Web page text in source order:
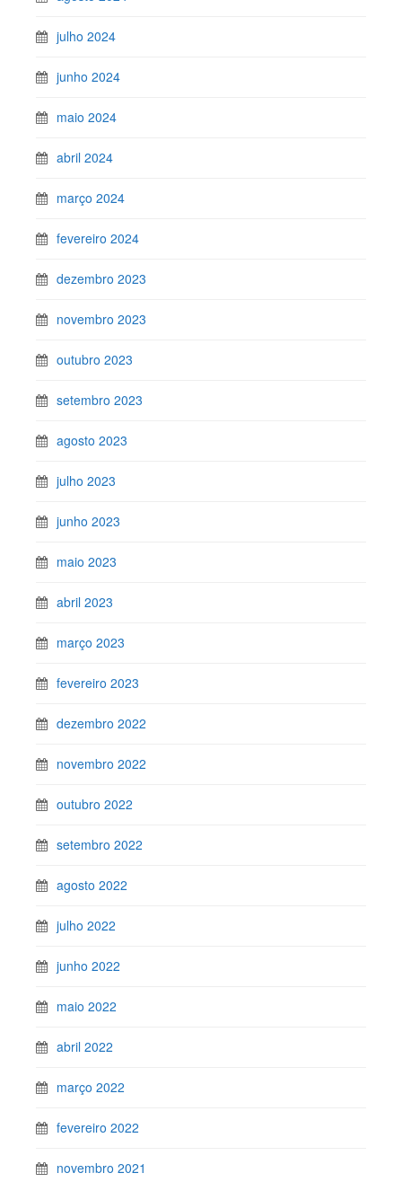
julho 2024
junho 2024
maio 2024
abril 2024
março 2024
fevereiro 2024
dezembro 2023
novembro 2023
outubro 2023
setembro 2023
agosto 2023
julho 2023
junho 2023
maio 2023
abril 2023
março 2023
fevereiro 2023
dezembro 2022
novembro 2022
outubro 2022
setembro 2022
agosto 2022
julho 2022
junho 2022
maio 2022
abril 2022
março 2022
fevereiro 2022
novembro 2021